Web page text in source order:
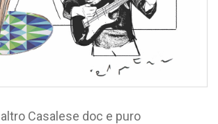
altro Casalese doc e puro